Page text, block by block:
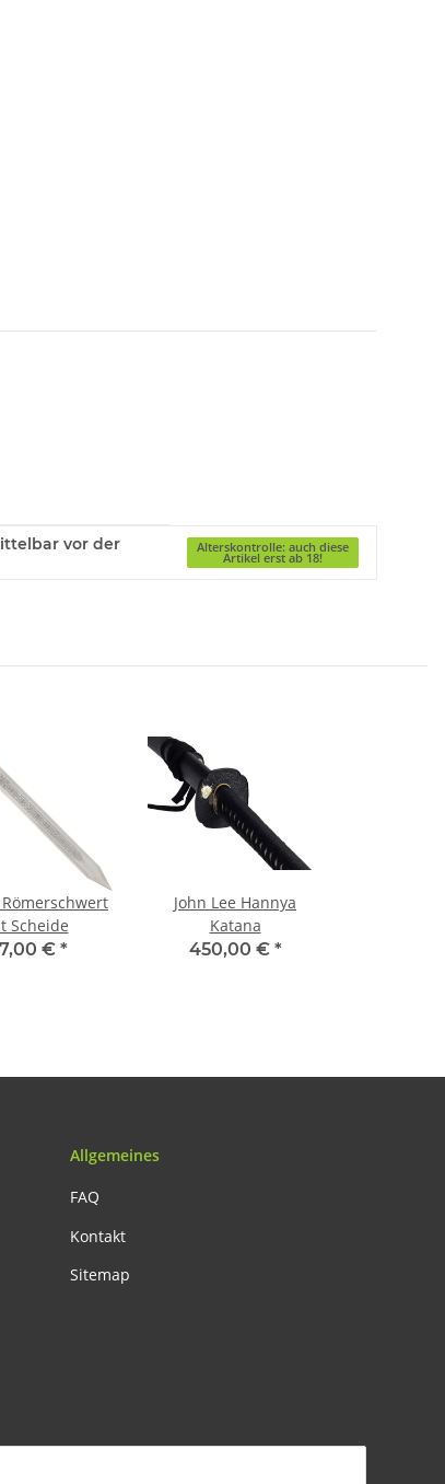
vor der
Alterskontrolle: auch diese
Artikel erst ab 18!
Scheide
€ *
John Lee Hannya
Katana
450,00 € *
Allgemeines
FAQ
Kontakt
Sitemap